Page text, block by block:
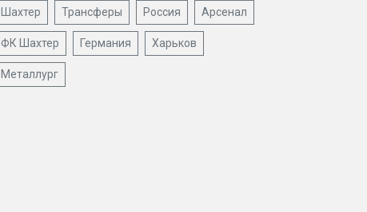
Шахтер Трансферы Россия Арсенал
ФК Шахтер Германия Харьков
Металлург